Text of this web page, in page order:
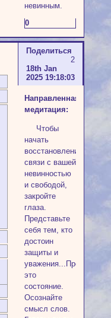
невинным.
0
Поделиться
2
18th Jan
2025 19:18:03
Направленная
медитация:
Чтобы
начать
восстановление
связи с вашей
невинностью
и свободой,
закройте
глаза.
Представьте
себя тем, кто
достоин
защиты и
уважения...Проживите
это
состояние.
Осознайте
смысл слов.